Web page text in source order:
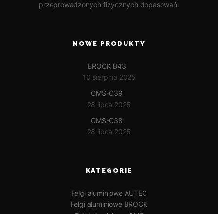
przeprowadzonych fizycznych dopasowań.
NOWE PRODUKTY
BROCK B43
10 sierpnia 2025
CMS-C39
28 lipca 2025
CMS-C38
28 lipca 2025
KATEGORIE
Felgi aluminiowe AUTEC
Felgi aluminiowe BROCK